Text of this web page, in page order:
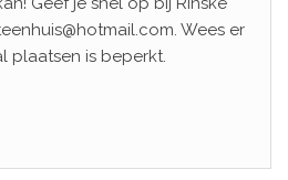
Wees er
plaatsen is beperkt.